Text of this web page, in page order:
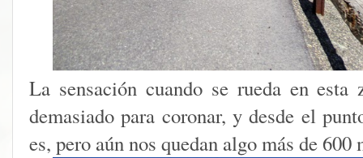
La sensación cuando se rueda en esta
demasiado para coronar, y desde el
es, pero aún nos quedan algo más de